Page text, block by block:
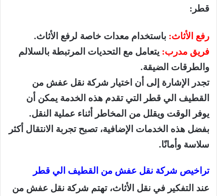
قطر:
رفع الأثاث: باستخدام معدات خاصة لرفع الأثاث.
فريق مدرب: يتعامل مع التحديات المرتبطة بالسلالم
والطرقات الضيقة.
تجدر الإشارة إلى أن اختيار شركة نقل عفش من
القطيف الي قطر التي تقدم هذه الخدمة يمكن أن
يوفر الوقت ويقلل من المخاطر أثناء عملية النقل.
بفضل هذه الخدمات الإضافية، تصبح تجربة الانتقال أكثر
سلاسة وأمانًا.
تراخيص شركة نقل عفش من القطيف الي قطر
عند التفكير في نقل الأثاث، تهتم شركة نقل عفش من